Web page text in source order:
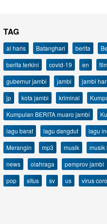
TAG
al haris Batanghari berita
berita terkini
covid-19 en
gubernur jambi
jambi jambi
jp
kota jambi kriminal
Kumpulan BERITA muaro jambi
lagu barat
lagu dangdut lagu
Merangin
mp3 musik musik
news
olahraga pemprov jambi
pop
situs sv us virus